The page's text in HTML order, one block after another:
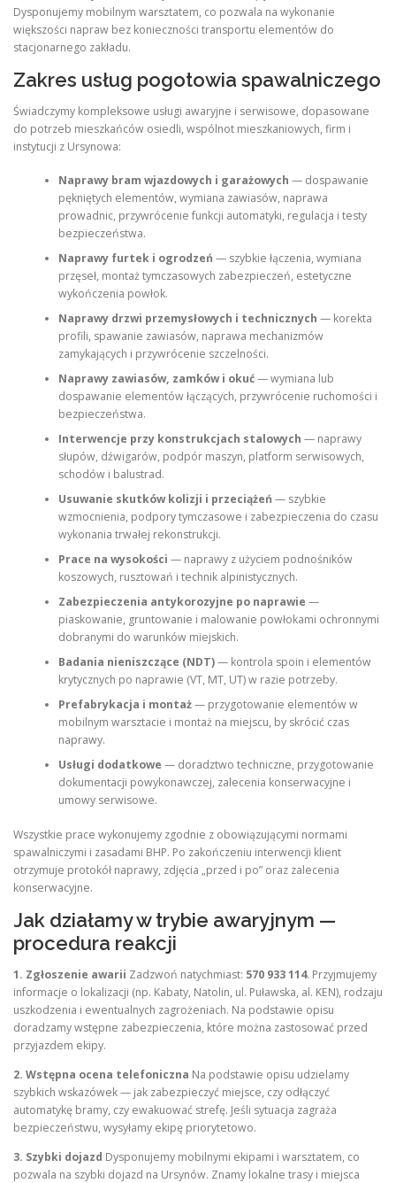
Dysponujemy mobilnym warsztatem, co pozwala na wykonanie
większości napraw bez konieczności transportu elementów do
stacjonarnego zakładu.
Zakres usług pogotowia spawalniczego
Świadczymy kompleksowe usługi awaryjne i serwisowe, dopasowane
do potrzeb mieszkańców osiedli, wspólnot mieszkaniowych, firm i
instytucji z Ursynowa:
Naprawy bram wjazdowych i garażowych — dospawanie
pękniętych elementów, wymiana zawiasów, naprawa
prowadnic, przywrócenie funkcji automatyki, regulacja i testy
bezpieczeństwa.
Naprawy furtek i ogrodzeń — szybkie łączenia, wymiana
przęseł, montaż tymczasowych zabezpieczeń, estetyczne
wykończenia powłok.
Naprawy drzwi przemysłowych i technicznych — korekta
profili, spawanie zawiasów, naprawa mechanizmów
zamykających i przywrócenie szczelności.
Naprawy zawiasów, zamków i okuć— wymiana lub
dospawanie elementów łączących, przywrócenie ruchomości i
bezpieczeństwa.
Interwencje przy konstrukcjach stalowych — naprawy
słupów, dźwigarów, podpór maszyn, platform serwisowych,
schodów i balustrad.
Usuwanie skutków kolizji i przeciążeń — szybkie
wzmocnienia, podpory tymczasowe i zabezpieczenia do czasu
wykonania trwałej rekonstrukcji.
Prace na wysokości — naprawy z użyciem podnośników
koszowych, rusztowań i technik alpinistycznych.
Zabezpieczenia antykorozyjne po naprawie —
piaskowanie, gruntowanie i malowanie powłokami ochronnymi
dobranymi do warunków miejskich.
Badania nieniszczące (NDT)— kontrola spoin i elementów
krytycznych po naprawie (VT, MT, UT) w razie potrzeby.
Prefabrykacja i montaż— przygotowanie elementów w
mobilnym warsztacie i montaż na miejscu, by skrócić czas
naprawy.
Usługi dodatkowe — doradztwo techniczne, przygotowanie
dokumentacji powykonawczej, zalecenia konserwacyjne i
umowy serwisowe.
Wszystkie prace wykonujemy zgodnie z obowiązującymi normami
spawalniczymi i zasadami BHP. Po zakończeniu interwencji klient
otrzymuje protokół naprawy, zdjęcia „przed i po” oraz zalecenia
konserwacyjne.
Jak działamy w trybie awaryjnym —
procedura reakcji
1. Zgłoszenie awarii Zadzwoń natychmiast: 570 933 114. Przyjmujemy
informacje o lokalizacji (np. Kabaty, Natolin, ul. Puławska, al. KEN), rodzaju
uszkodzenia i ewentualnych zagrożeniach. Na podstawie opisu
doradzamy wstępne zabezpieczenia, które można zastosować przed
przyjazdem ekipy.
2. Wstępna ocena telefoniczna Na podstawie opisu udzielamy
szybkich wskazówek — jak zabezpieczyć miejsce, czy odłączyć
automatykę bramy, czy ewakuować strefę. Jeśli sytuacja zagraża
bezpieczeństwu, wysyłamy ekipę priorytetowo.
3. Szybki dojazd Dysponujemy mobilnymi ekipami i warsztatem, co
pozwala na szybki dojazd na Ursynów. Znamy lokalne trasy i miejsca